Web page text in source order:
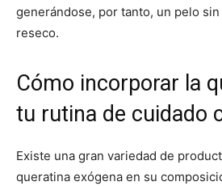
generándose, por tanto, un pelo
reseco.
Cómo incorporar la
tu rutina de cuidado
Existe una gran variedad de
queratina exógena en su